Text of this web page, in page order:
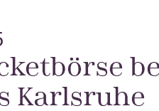
Karlsruhe